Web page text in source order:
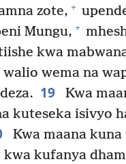
zote, +
Mungu, +
kwa
wema na
19
Kwa
kuteseka isivyo
Kwa maana
kufanya